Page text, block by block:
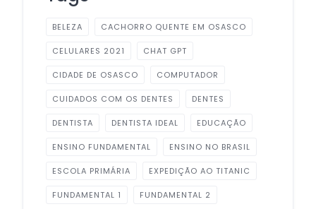
BELEZA CACHORRO QUENTE EM OSASCO
CELULARES 2021 CHAT GPT
CIDADE DE OSASCO COMPUTADOR
CUIDADOS COM OS DENTES DENTES
DENTISTA DENTISTA IDEAL EDUCAÇÃO
ENSINO FUNDAMENTAL ENSINO NO BRASIL
ESCOLA PRIMÁRIA EXPEDIÇÃO AO TITANIC
FUNDAMENTAL 1 FUNDAMENTAL 2